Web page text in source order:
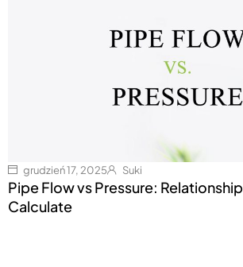
grudzień 17, 2025 Suki
Pipe Flow vs Pressure:
Calculate